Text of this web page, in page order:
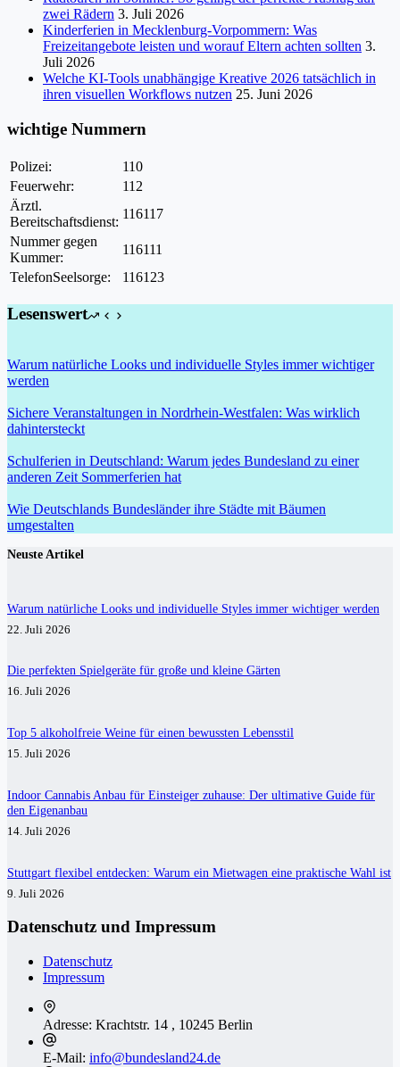
zwei Rädern 3. Juli 2026
Kinderferien in Mecklenburg-Vorpommern: Was
Freizeitangebote leisten und worauf Eltern achten sollten 3.
Juli 2026
Welche KI-Tools unabhängige Kreative 2026 tatsächlich in
ihren visuellen Workflows nutzen 25. Juni 2026
wichtige Nummern
Polizei:
110
Feuerwehr:
112
Ärztl.
Bereitschaftsdienst:
116117
Nummer gegen
Kummer:
116111
TelefonSeelsorge:
116123
Lesenswert
Warum natürliche Looks und individuelle Styles immer wichtiger
werden
Sichere Veranstaltungen in Nordrhein-Westfalen: Was wirklich
dahintersteckt
Schulferien in Deutschland: Warum jedes Bundesland zu einer
anderen Zeit Sommerferien hat
Wie Deutschlands Bundesländer ihre Städte mit Bäumen
umgestalten
Neuste Artikel
Warum natürliche Looks und individuelle Styles immer wichtiger werden
22. Juli 2026
Die perfekten Spielgeräte für große und kleine Gärten
16. Juli 2026
Top 5 alkoholfreie Weine für einen bewussten Lebensstil
15. Juli 2026
Indoor Cannabis Anbau für Einsteiger zuhause: Der ultimative Guide für
den Eigenanbau
14. Juli 2026
Stuttgart flexibel entdecken: Warum ein Mietwagen eine praktische Wahl ist
9. Juli 2026
Datenschutz und Impressum
Datenschutz
Impressum
Adresse: Krachtstr. 14 , 10245 Berlin
E-Mail: info@bundesland24.de